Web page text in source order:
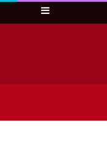
Sidebar